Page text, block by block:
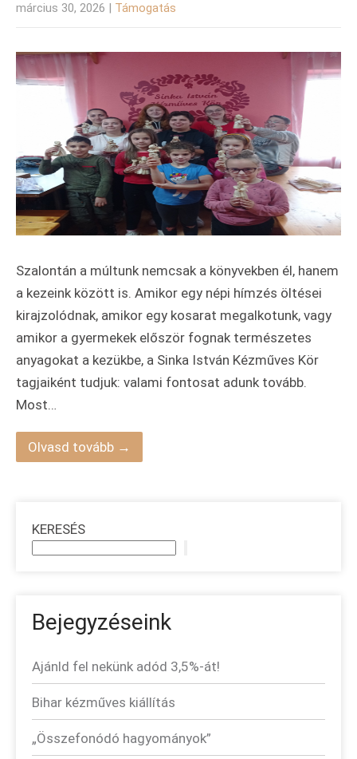
március 30, 2026 | Támogatás
Szalontán a múltunk nemcsak a könyvekben él, hanem
a kezeink között is. Amikor egy népi hímzés öltései
kirajzolódnak, amikor egy kosarat megalkotunk, vagy
amikor a gyermekek először fognak természetes
anyagokat a kezükbe, a Sinka István Kézműves Kör
tagjaiként tudjuk: valami fontosat adunk tovább.
Most…
Olvasd tovább →
KERESÉS
Bejegyzéseink
Ajánld fel nekünk adód 3,5%-át!
Bihar kézműves kiállítás
„Összefonódó hagyományok”